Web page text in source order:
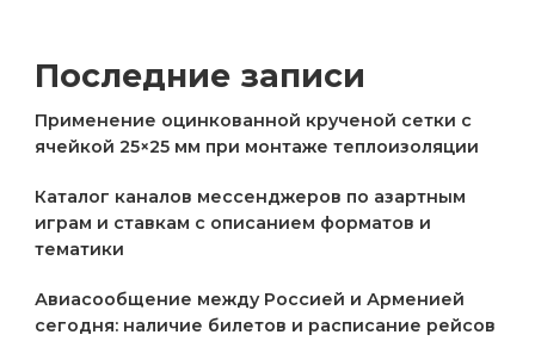
Последние записи
Применение оцинкованной крученой сетки с
ячейкой 25×25 мм при монтаже теплоизоляции
Каталог каналов мессенджеров по азартным
играм и ставкам с описанием форматов и
тематики
Авиасообщение между Россией и Арменией
сегодня: наличие билетов и расписание рейсов